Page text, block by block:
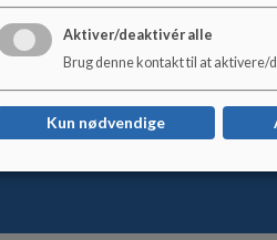
Aktiver/deaktivér alle
Brug denne kontakt til at aktivere/
Kun nødvendige